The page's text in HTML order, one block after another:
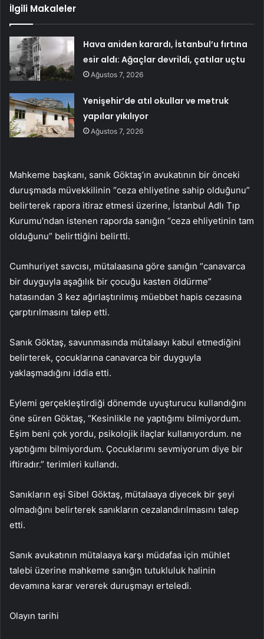
İlgili Makaleler
Hava aniden karardı, İstanbul’u fırtına
esir aldı: Ağaçlar devrildi, çatılar uçtu
Ağustos 7, 2026
Yenişehir’de atıl okullar ve metruk
yapılar yıkılıyor
Ağustos 7, 2026
Mahkeme başkanı, sanık Göktaş’ın avukatının bir önceki
duruşmada müvekkilinin “ceza ehliyetine sahip olduğunu”
belirterek rapora itiraz etmesi üzerine, İstanbul Adlı Tıp
Kurumu’ndan istenen raporda sanığın “ceza ehliyetinin tam
olduğunu” belirttiğini belirtti.
Cumhuriyet savcısı, mütalaasına göre sanığın “canavarca
bir duyguyla aşağılık bir çocuğu kasten öldürme”
hatasından 3 kez ağırlaştırılmış müebbet hapis cezasına
çarptırılmasını talep etti.
Sanık Göktaş, savunmasında mütalaayı kabul etmediğini
belirterek, çocuklarına canavarca bir duyguyla
yaklaşmadığını iddia etti.
Eylemi gerçekleştirdiği dönemde uyuşturucu kullandığını
öne süren Göktaş, “Kesinlikle ne yaptığımı bilmiyordum.
Eşim beni çok yordu, psikolojik ilaçlar kullanıyordum. ne
yaptığımı bilmiyordum. Çocuklarımı sevmiyorum diye bir
iftiradır.” terimleri kullandı.
Sanıkların eşi Sibel Göktaş, mütalaaya diyecek bir şeyi
olmadığını belirterek sanıkların cezalandırılmasını talep
etti.
Sanık avukatının mütalaaya karşı müdafaa için mühlet
talebi üzerine mahkeme sanığın tutukluluk halinin
devamına karar vererek duruşmayı erteledi.
Olayın tarihi